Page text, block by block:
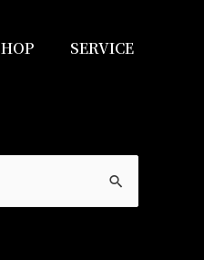
SERVICE